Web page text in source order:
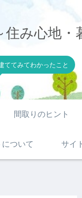
み心地・
ててみてわかったこと
間取りのヒント
ついて サイ